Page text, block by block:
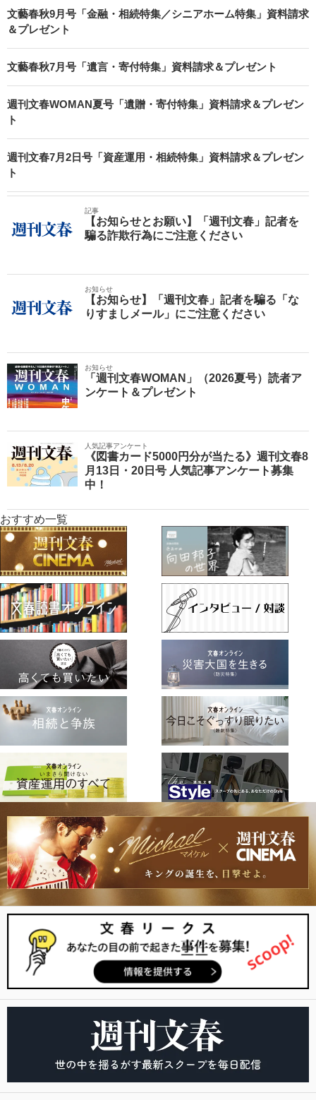
文藝春秋9月号「金融・相続特集／シニアホーム特集」資料請求
＆プレゼント
文藝春秋7月号「遺言・寄付特集」資料請求＆プレゼント
週刊文春WOMAN夏号「遺贈・寄付特集」資料請求＆プレゼン
ト
週刊文春7月2日号「資産運用・相続特集」資料請求＆プレゼン
ト
記事
【お知らせとお願い】「週刊文春」記者を
騙る詐欺行為にご注意ください
お知らせ
【お知らせ】「週刊文春」記者を騙る「な
りすましメール」にご注意ください
お知らせ
「週刊文春WOMAN」（2026夏号）読者ア
ンケート＆プレゼント
人気記事アンケート
《図書カード5000円分が当たる》週刊文春8
月13日・20日号 人気記事アンケート募集
中！
おすすめ一覧